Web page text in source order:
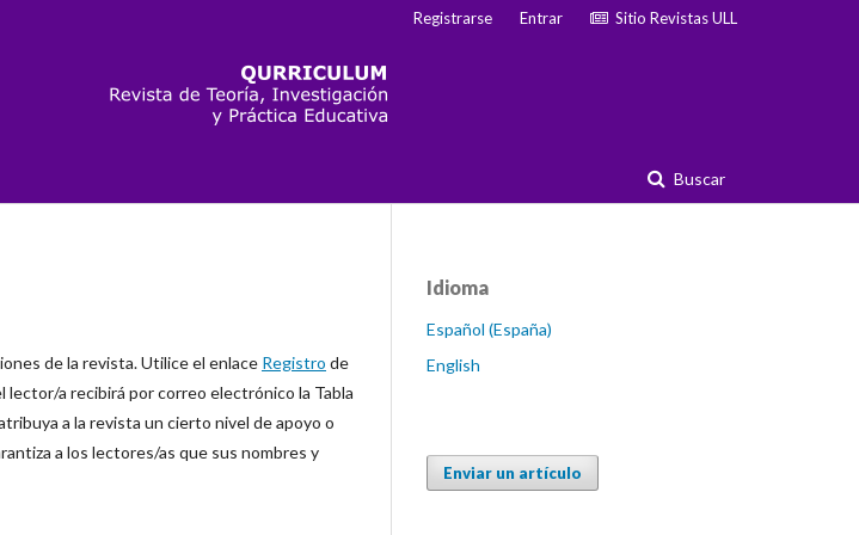
Buscar
Registrarse Entrar Sitio Revistas ULL
de la revista. Utilice el enlace Registro de
a recibirá por correo electrónico la Tabla
a la revista un cierto nivel de apoyo o
a los lectores/as que sus nombres y
Idioma
Español (España)
English
Enviar un artículo